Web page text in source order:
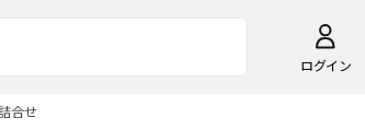
ログイン
合せ